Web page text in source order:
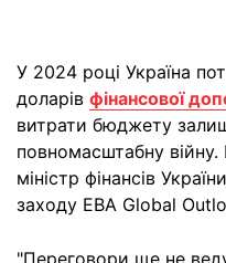
У 2024 році Україна
доларів фінансової
витрати бюджету
повномасштабну
міністр фінансів
заходу EBA Global
"Переговори ще не